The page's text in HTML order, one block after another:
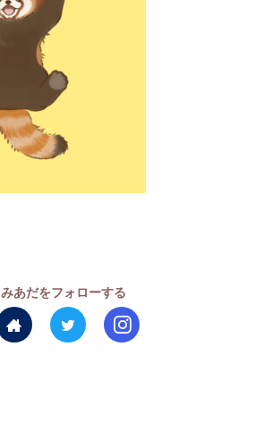
みあだをフォローする